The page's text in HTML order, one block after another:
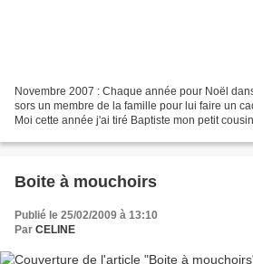
Novembre 2007 : Chaque année pour Noël
sors un membre de la famille pour lui faire un
Moi cette année j'ai tiré Baptiste mon petit
Boite à mouchoirs
Publié le 25/02/2009 à 13:10
Par CELINE